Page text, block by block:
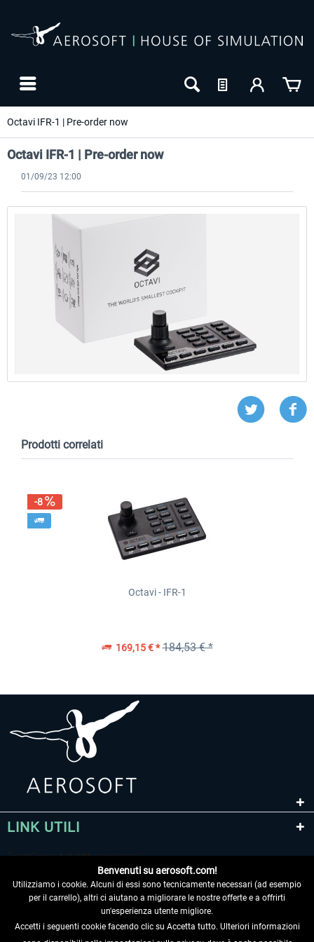
Octavi IFR-1 | Pre-order now
Octavi IFR-1 | Pre-order now
01/09/23 12:00
Prodotti correlati
-8
Octavi - IFR-1
169,15 € * 184,53 € *
LINK UTILI
Benvenuti su aerosoft.com!
Utilizziamo i cookie. Alcuni di essi sono tecnicamente necessari (ad esempio
per il carrello), altri ci aiutano a migliorare le nostre offerte e a offrirti
un'esperienza utente migliore.
Accetti i seguenti cookie facendo clic su Accetta tutto. Ulteriori informazioni